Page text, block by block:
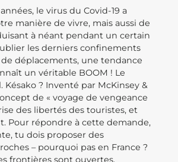
le virus du Covid-19 a
manière de vivre, mais aussi de
à néant pendant un certain
les derniers confinements
déplacements, une tendance
un véritable BOOM ! Le
Késako ? Inventé par McKinsey &
de « voyage de vengeance
des libertés des touristes, et
Pour répondre à cette demande,
tu dois proposer des
– pourquoi pas en France ?
frontières sont ouvertes.